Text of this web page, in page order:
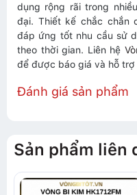
dụng rộng rãi trong
đại. Thiết kế chắc chắn
đáp ứng tốt nhu cầu sử
theo thời gian. Liên hệ
để được báo giá và hỗ trợ
Đánh giá sản phẩm
Sản phẩm liên